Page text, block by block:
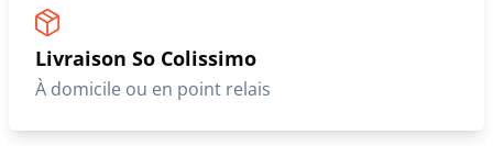
Livraison So Colissimo
À domicile ou en point relais